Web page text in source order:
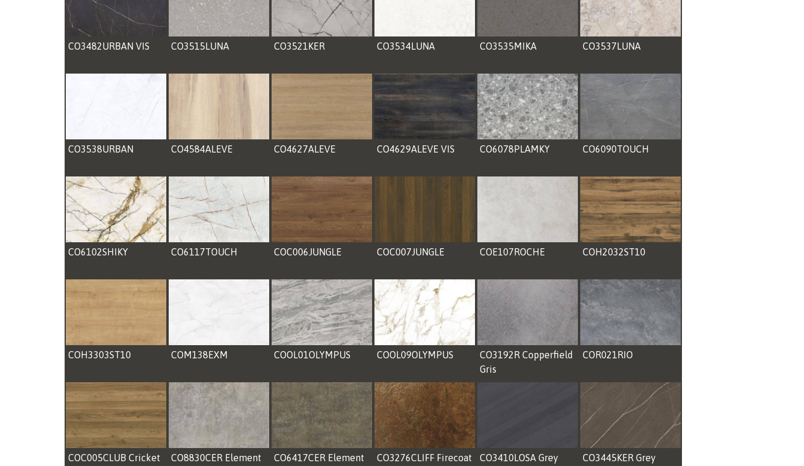
CO3482URBAN VIS CO3515LUNA CO3521KER CO3534LUNA CO3535MIKA CO3537LUNA
CO3538URBAN CO4584ALEVE CO4627ALEVE CO4629ALEVE VIS CO6078PLAMKY CO6090TOUCH
CO6102SHIKY CO6117TOUCH COC006JUNGLE COC007JUNGLE COE107ROCHE COH2032ST10
COH3303ST10 COM138EXM COOL01OLYMPUS COOL09OLYMPUS
CO3192R Copperfield
Gris
COR021RIO
COC005CLUB Cricket
CO8830CER Element
CO6417CER Element
CO3276CLIFF Firecoat
CO3410LOSA Grey
CO3445KER Grey